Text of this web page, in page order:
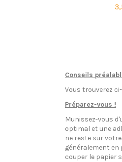
Conseils
Vous trouverez
Préparez-vous !
Munissez-vous
optimal et une
ne reste sur
généralement en
couper le papier